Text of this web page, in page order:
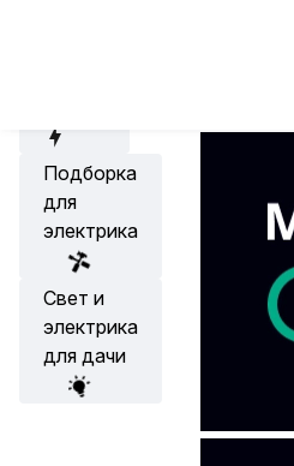
Подборка
для
электрика
Свет и
электрика
для дачи